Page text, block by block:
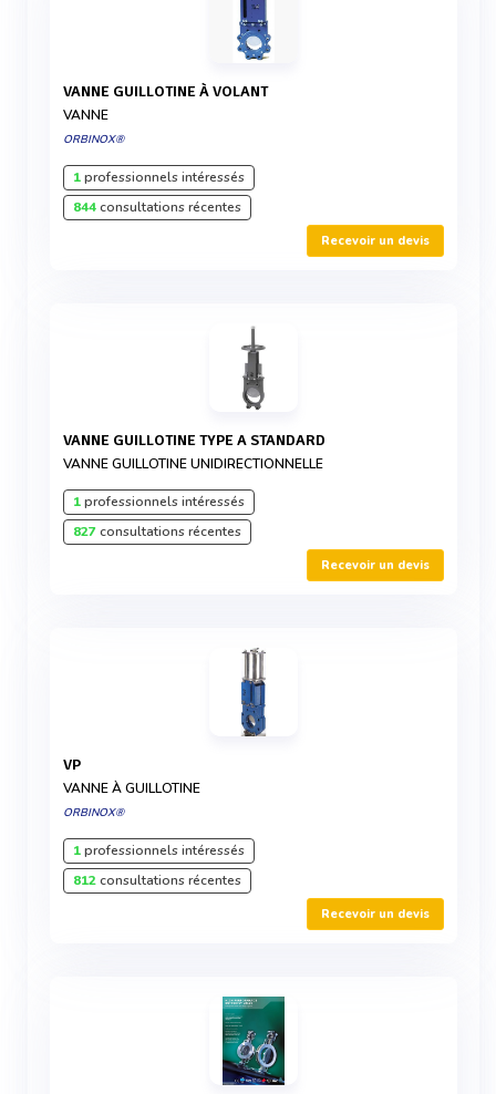
VANNE GUILLOTINE À VOLANT
VANNE
ORBINOX®
1professionnels intéressés
844consultations récentes
Recevoir un devis
VANNE GUILLOTINE TYPE A STANDARD
VANNE GUILLOTINE UNIDIRECTIONNELLE
1professionnels intéressés
827consultations récentes
Recevoir un devis
VP
VANNE À GUILLOTINE
ORBINOX®
1professionnels intéressés
812consultations récentes
Recevoir un devis